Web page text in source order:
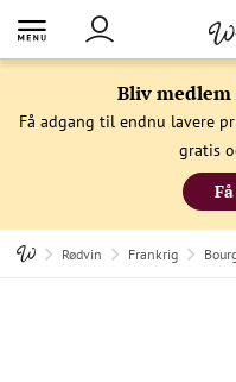
Bliv
Få adgang til endnu lavere
gratis
Rødvin Frankrig